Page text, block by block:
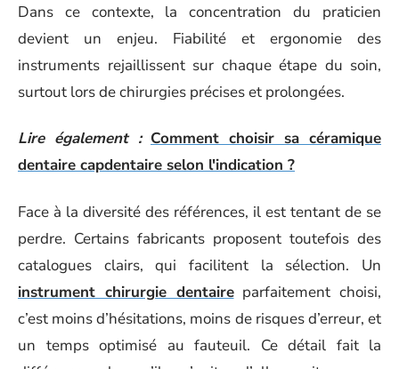
Dans ce contexte, la concentration du praticien
devient un enjeu. Fiabilité et ergonomie des
instruments rejaillissent sur chaque étape du soin,
surtout lors de chirurgies précises et prolongées.
Lire également : Comment choisir sa céramique
dentaire capdentaire selon l'indication ?
Face à la diversité des références, il est tentant de se
perdre. Certains fabricants proposent toutefois des
catalogues clairs, qui facilitent la sélection. Un
instrument chirurgie dentaireparfaitement choisi,
c’est moins d’hésitations, moins de risques d’erreur, et
un temps optimisé au fauteuil. Ce détail fait la